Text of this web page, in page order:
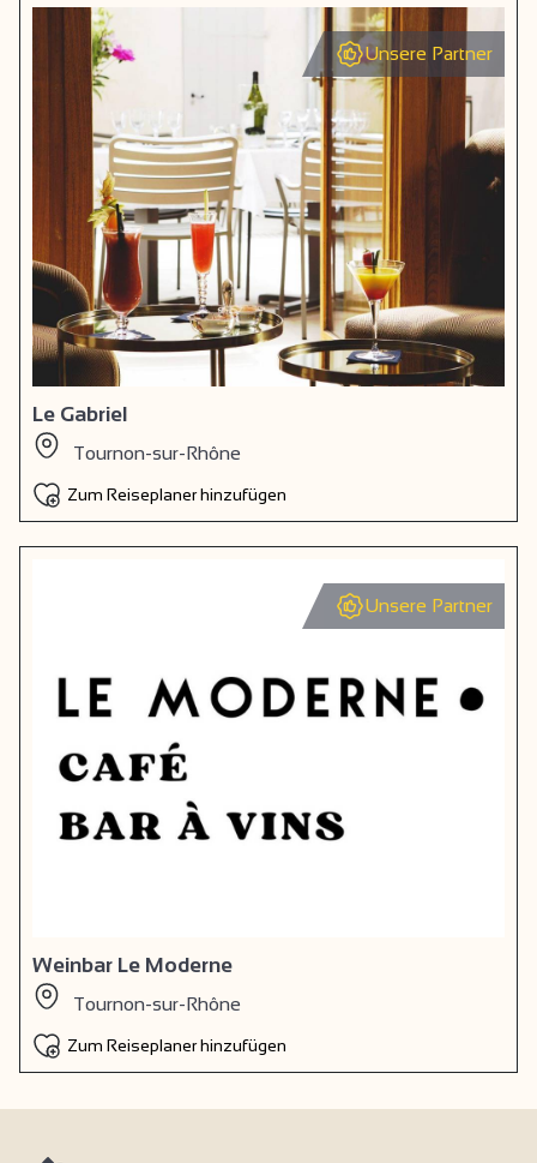
Unsere Partner
Le Gabriel
Tournon-sur-Rhône
Zum Reiseplaner hinzufügen
Unsere Partner
Weinbar Le Moderne
Tournon-sur-Rhône
Zum Reiseplaner hinzufügen